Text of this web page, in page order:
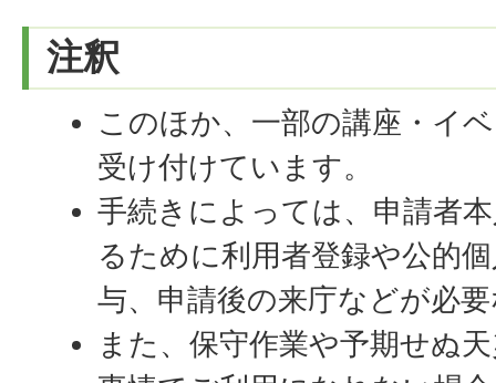
注釈
このほか、一部の講座・イ
受け付けています。
手続きによっては、申請者
るために利用者登録や公的
与、申請後の来庁などが必
また、保守作業や予期せぬ